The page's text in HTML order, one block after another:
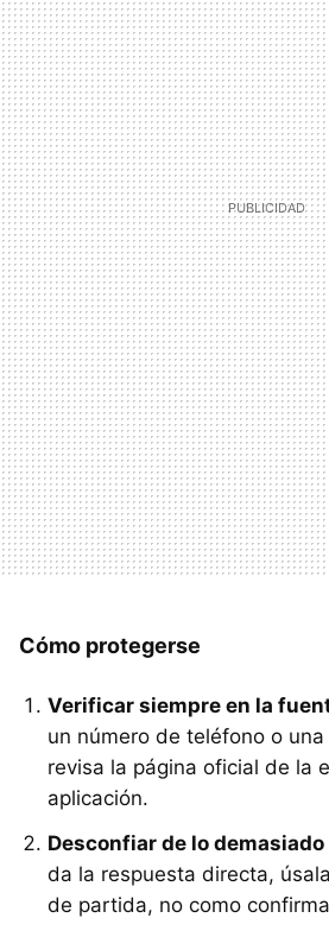
Cómo protegerse
Verificar siempre en la
un número de teléfono o
revisa la página oficial de la
aplicación.
Desconfiar de lo
da la respuesta directa,
de partida, no como